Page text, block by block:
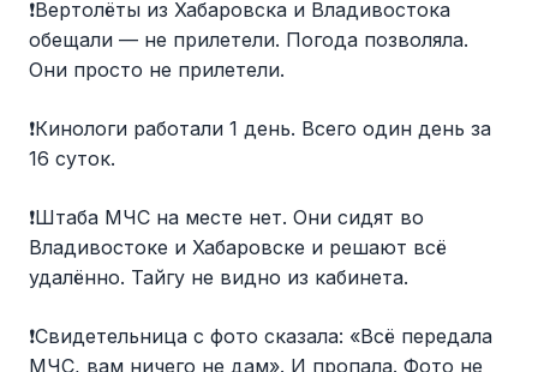
❗️Вертолёты из Хабаровска и Владивостока
обещали — не прилетели. Погода позволяла.
Они просто не прилетели.
❗️Кинологи работали 1 день. Всего один день за
16 суток.
❗️Штаба МЧС на месте нет. Они сидят во
Владивостоке и Хабаровске и решают всё
удалённо. Тайгу не видно из кабинета.
❗️Свидетельница с фото сказала: «Всё передала
МЧС, вам ничего не дам». И пропала. Фото не